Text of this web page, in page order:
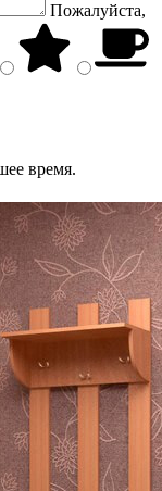
Пожалуйста,
время.